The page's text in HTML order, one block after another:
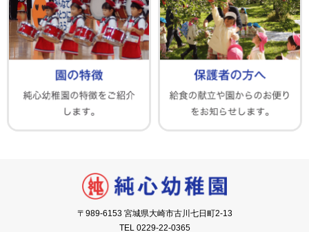
〒989-6153 宮城県大崎市古川七日町2-13
TEL 0229-22-0365